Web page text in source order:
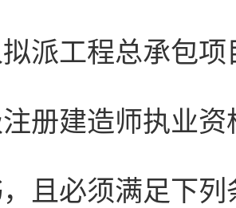
派工程总承包
册建造师执业
且必须满足下